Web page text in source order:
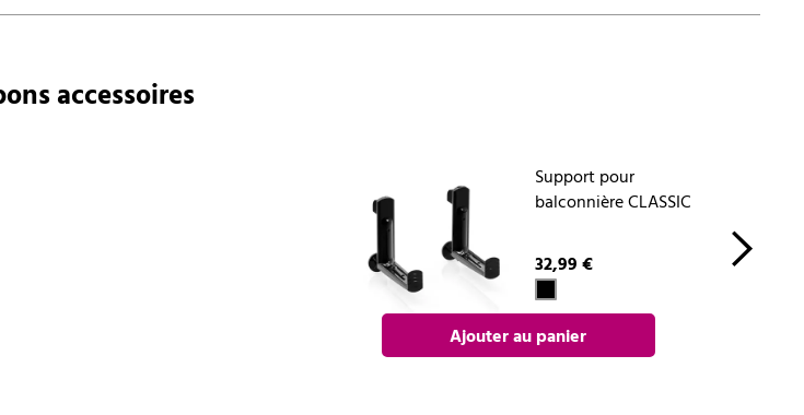
accessoires
Support pour
balconnière CLASSIC
32,99 €
Ajouter au panier